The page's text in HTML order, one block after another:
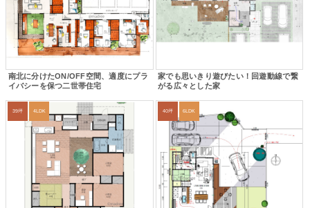
南北に分けたON/OFF空間、適度にプラ
イバシーを保つ二世帯住宅
家でも思いきり遊びたい！回遊動線で繋
がる広々とした家
39坪 4LDK 40坪 6LDK